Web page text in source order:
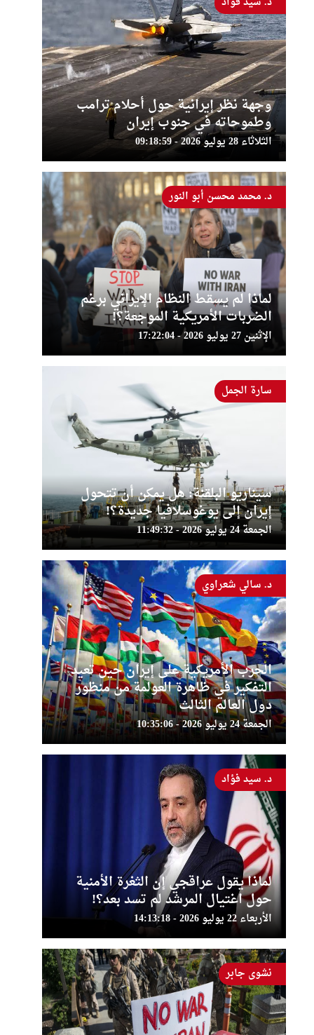
وجهة نظر إيرانية حول أحلام ترامب
وطموحاته في جنوب إيران
الثلاثاء 28 يوليو 2026 - 09:18:59
لماذا لم يسقط النظام الإيراني برغم
الضربات الأمريكية الموجعة؟!
الإثنين 27 يوليو 2026 - 17:22:04
د. محمد محسن أبو النور
سيناريو البلقنة: هل يمكن أن تتحول
إيران إلى يوغوسلافيا جديدة؟!
الجمعة 24 يوليو 2026 - 11:49:32
سارة الجمل
الحرب الأمريكية على إيران حين تعيد
التفكير في ظاهرة العولمة من منظور
دول العالم الثالث
الجمعة 24 يوليو 2026 - 10:35:06
د. سالي شعراوي
لماذا يقول عراقجي إن الثغرة الأمنية
حول اغتيال المرشد لم تسد بعد؟!
الأربعاء 22 يوليو 2026 - 14:13:18
د. سيد فؤاد
نشوى جابر